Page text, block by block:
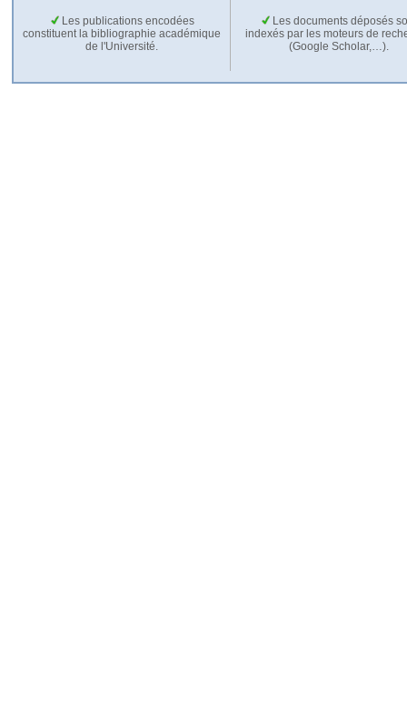
Les publications encodées
constituent la bibliographie académique
de l'Université.
Les documents déposés
indexés par les moteurs de
(Google Scholar,…).